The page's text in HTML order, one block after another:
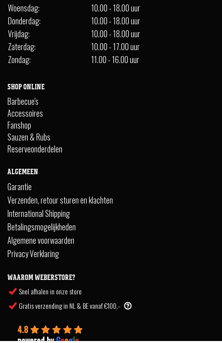
Woensdag:
10.00 - 18.00 uur
Donderdag:
10.00 - 18.00 uur
Vrijdag:
10.00 - 18.00 uur
Zaterdag:
10.00 - 17.00 uur
Zondag:
11.00 - 16.00 uur
SHOP ONLINE
Barbecue's
Accessoires
Fanshop
Sauzen & Rubs
Reserveonderdelen
ALGEMEEN
Garantie
Verzenden, retour sturen en klachten
International Shipping
Betalingsmogelijkheden
Algemene voorwaarden
Privacy Verklaring
WAAROM WEBERSTORE?
Snel afhalen in onze store
Gratis verzending in NL & BE vanaf €100,-
4.8
powered byGoogle